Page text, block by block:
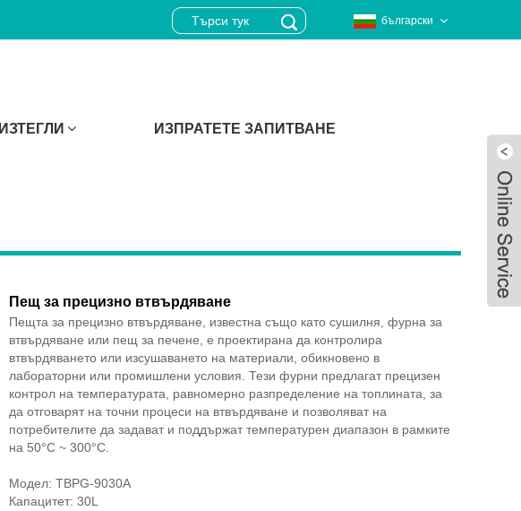
български
ИЗТЕГЛИ ИЗПРАТЕТЕ ЗАПИТВАНЕ
Пещ за прецизно втвърдяване
Пещта за прецизно втвърдяване, известна също като сушилня, фурна за
втвърдяване или пещ за печене, е проектирана да контролира
втвърдяването или изсушаването на материали, обикновено в
лабораторни или промишлени условия. Тези фурни предлагат прецизен
контрол на температурата, равномерно разпределение на топлината, за
да отговарят на точни процеси на втвърдяване и позволяват на
потребителите да задават и поддържат температурен диапазон в рамките
на 50°C ~ 300°C.
Модел: TBPG-9030A
Капацитет: 30L